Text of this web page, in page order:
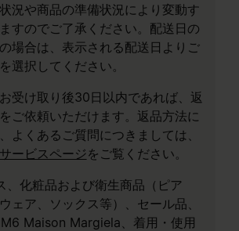
況や商品の準備状況により変動す
すのでご了承ください。配送日の
場合は、表示される配送日よりご
選択してください。
受け取り後30日以内であれば、返
ご依頼いただけます。返品方法に
よくあるご質問につきましては、
ービスページをご覧ください。
、化粧品および衛生商品（ピア
ェア、ソックス等）、セール品、
Maison Margiela、着用・使用